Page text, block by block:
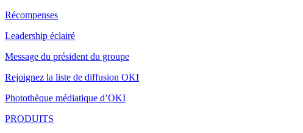
Récompenses
Leadership éclairé
Message du président du groupe
Rejoignez la liste de diffusion OKI
Photothèque médiatique d’OKI
PRODUITS